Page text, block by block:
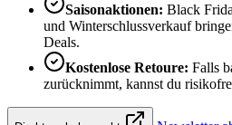
Saisonaktionen: Black
und Winterschlussverkauf
Deals.
Kostenlose Retoure: Falls
zurücknimmt, kannst du